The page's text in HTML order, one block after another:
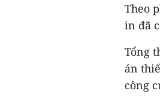
Theo
in đã
Tổng
án
công